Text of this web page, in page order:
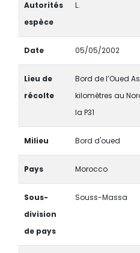
Autorités
espèce
L.
Date 05/05/2002
Lieu de
récolte
Bord de l’Oued
kilomètres au
la P31
Milieu Bord d'oued
Pays Morocco
Sous-
division
de pays
Souss-Massa